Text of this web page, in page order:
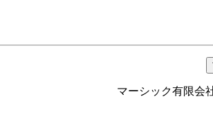
マーシック有限